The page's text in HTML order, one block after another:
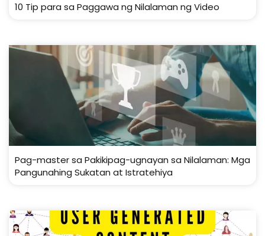
10 Tip para sa Paggawa ng Nilalaman ng Video
Pag-master sa Pakikipag-ugnayan sa Nilalaman: Mga
Pangunahing Sukatan at Istratehiya